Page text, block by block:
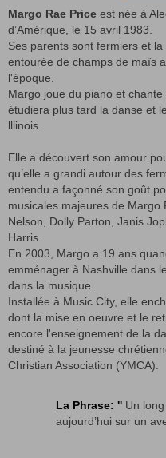
Margo Rae Price est née à
d’Amérique, le 15 avril 1983.
Ses parents sont fermiers et
entourée de champs de maïs
l'époque.
Margo joue du piano et chante
étudiera plus tard la danse et
lllinois.
Elle a découvert son amour
qu’elle a grandi autour des
entendu a façonné son goût
musicales majeures de Margo
Nelson, Dolly Parton, Janis
Harris.
En 2003, Margo a 19 ans
emménager à Nashville dans
dans la musique.
Installée à Music City, elle
dont la mise en oeuvre et le
encore l'enseignement de la
destiné à la jeunesse
Christian Association (YMCA).
La Phrase: '' Un
aujourd’hui sur un